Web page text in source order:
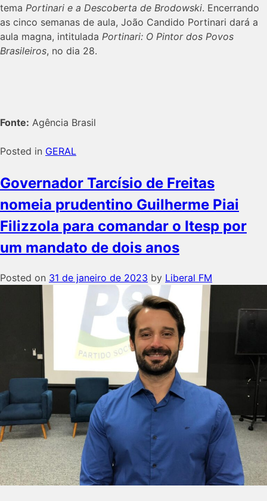
tema Portinari e a Descoberta de Brodowski. Encerrando
as cinco semanas de aula, João Candido Portinari dará a
aula magna, intitulada Portinari: O Pintor dos Povos
Brasileiros, no dia 28.
Fonte: Agência Brasil
Posted in GERAL
Governador Tarcísio de Freitas
nomeia prudentino Guilherme Piai
Filizzola para comandar o Itesp por
um mandato de dois anos
Posted on 31 de janeiro de 2023 by Liberal FM